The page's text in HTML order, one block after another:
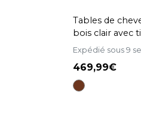
Tables de
bois clair avec
JUDITH
Expédié sous 9
469,99